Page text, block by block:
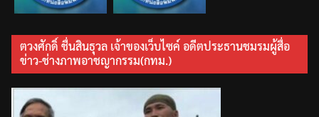
ตวงศักดิ์ ชื่นสินธุวล เจ้าของเว็บไซค์ อดีตประธานชมรมผู้สื่อ
ข่าว-ช่างภาพอาชญากรรม(กทม.)